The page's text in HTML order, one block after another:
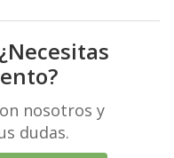
nosotros y
dudas.